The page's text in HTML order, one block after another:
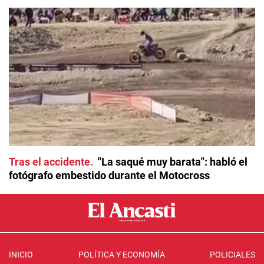
Tras el accidente
"La saqué muy barata": habló el
fotógrafo embestido durante el Motocross
INICIO POLÍTICA Y ECONOMÍA POLICIALES